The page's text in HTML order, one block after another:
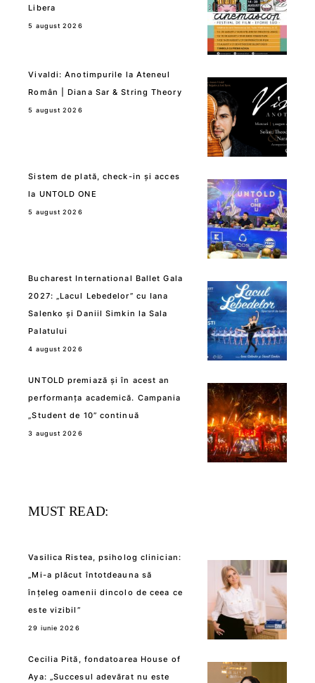
Libera
5 august 2026
Vivaldi: Anotimpurile la Ateneul
Român | Diana Sar & String Theory
5 august 2026
Sistem de plată, check-in și acces
la UNTOLD ONE
5 august 2026
Bucharest International Ballet Gala
2027: „Lacul Lebedelor” cu Iana
Salenko și Daniil Simkin la Sala
Palatului
4 august 2026
UNTOLD premiază și în acest an
performanța academică. Campania
„Student de 10” continuă
3 august 2026
MUST READ:
Vasilica Ristea, psiholog clinician:
„Mi-a plăcut întotdeauna să
înțeleg oamenii dincolo de ceea ce
este vizibil”
29 iunie 2026
Cecilia Pită, fondatoarea House of
Aya: „Succesul adevărat nu este